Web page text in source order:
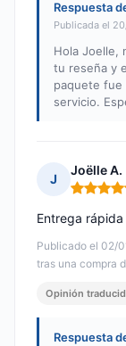
Respuesta
Publicada el
Hola Joelle,
tu reseña y
paquete fue
servicio.
J
Joëlle A.
Nota: 5
Publicado el 02/
tras una compra
Entrega
Opinión
Respuesta